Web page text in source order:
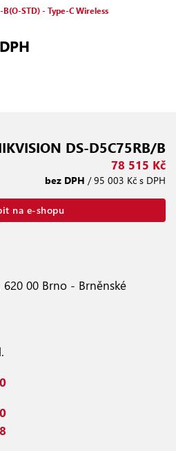
‑ Type‑C Wireless
DS-D5C75RB/B
78 515 Kč
bez DPH / 95 003 Kč s DPH
na e-shopu
00 Brno - Brněnské